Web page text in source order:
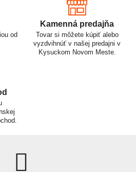
od
Kamenná predajňa
Tovar si môžete kúpiť alebo
vyzdvihnúť v našej predajni v
Kysuckom Novom Meste.